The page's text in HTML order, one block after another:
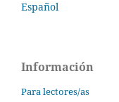
Español
Información
Para lectores/as